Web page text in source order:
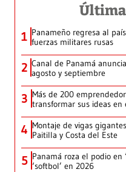
1 Panameño regresa al
fuerzas militares rusas
2 Canal de Panamá
agosto y septiembre
3 Más de 200
transformar sus ideas
4 Montaje de vigas
Paitilla y Costa del Este
5 Panamá roza el podio en
‘softbol’ en 2026